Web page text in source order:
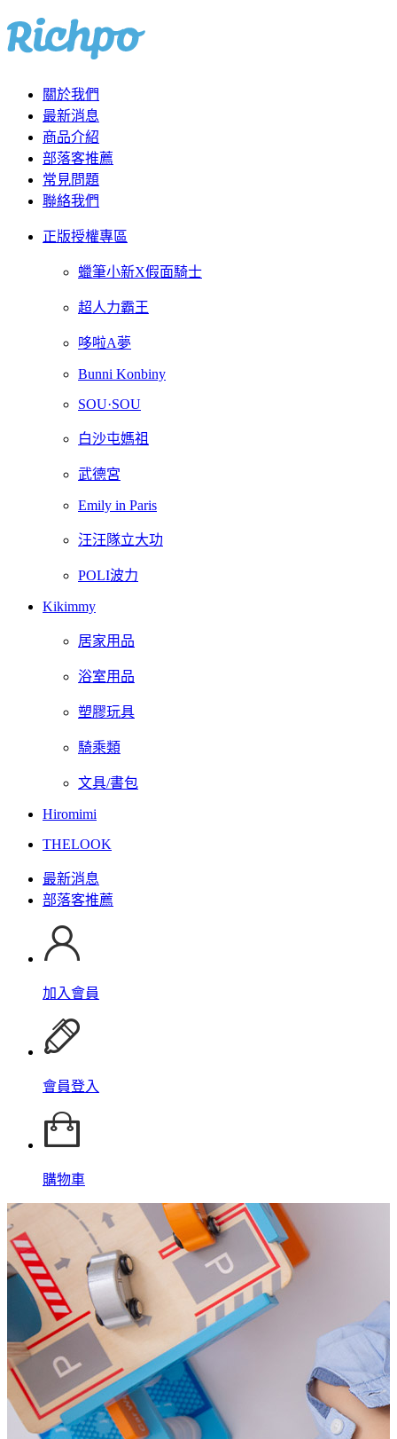
關於我們
最新消息
商品介紹
部落客推薦
常見問題
聯絡我們
正版授權專區
蠟筆小新X假面騎士
超人力霸王
哆啦A夢
Bunni Konbiny
SOU·SOU
白沙屯媽祖
武德宮
Emily in Paris
汪汪隊立大功
POLI波力
Kikimmy
居家用品
浴室用品
塑膠玩具
騎乘類
文具/書包
Hiromimi
THELOOK
最新消息
部落客推薦
加入會員
會員登入
購物車